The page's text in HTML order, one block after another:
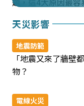
天災影響
地震防範
「地震又來了牆壁
物？
電線火災